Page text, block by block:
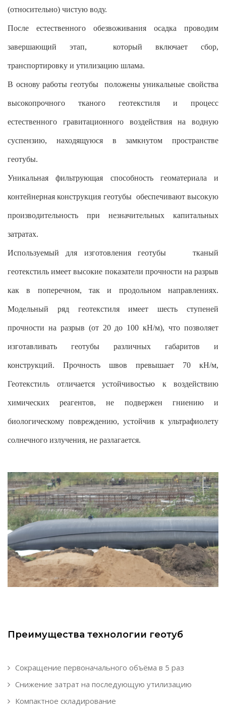
(относительно) чистую воду.
После естественного обезвоживания осадка проводим
завершающий этап, который включает сбор,
транспортировку и утилизацию шлама.
В основу работы геотубы положены уникальные свойства
высокопрочного тканого геотекстиля и процесс
естественного гравитационного воздействия на водную
суспензию, находящуюся в замкнутом пространстве
геотубы.
Уникальная фильтрующая способность геоматериала и
контейнерная конструкция геотубы обеспечивают высокую
производительность при незначительных капитальных
затратах.
Используемый для изготовления геотубы тканый
геотекстиль имеет высокие показатели прочности на разрыв
как в поперечном, так и продольном направлениях.
Модельный ряд геотекстиля имеет шесть ступеней
прочности на разрыв (от 20 до 100 кН/м), что позволяет
изготавливать геотубы различных габаритов и
конструкций. Прочность швов превышает 70 кН/м,
Геотекстиль отличается устойчивостью к воздействию
химических реагентов, не подвержен гниению и
биологическому повреждению, устойчив к ультрафиолету
солнечного излучения, не разлагается.
Преимущества технологии геотуб
Сокращение первоначального объёма в 5 раз
Снижение затрат на последующую утилизацию
Компактное складирование